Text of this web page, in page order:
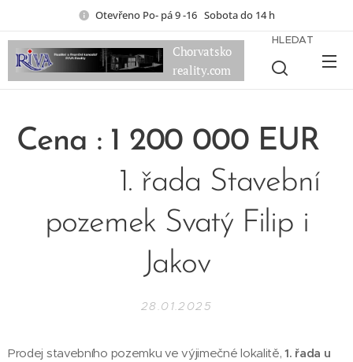
Otevřeno Po- pá 9 -16 Sobota do 14 h
Chorvatsko
reality.com
HLEDAT
Cena : 1 200 000 EUR
1. řada Stavební
pozemek Svatý Filip i
Jakov
28.01.2025
Prodej stavebního pozemku ve výjimečné lokalitě,1. řada u